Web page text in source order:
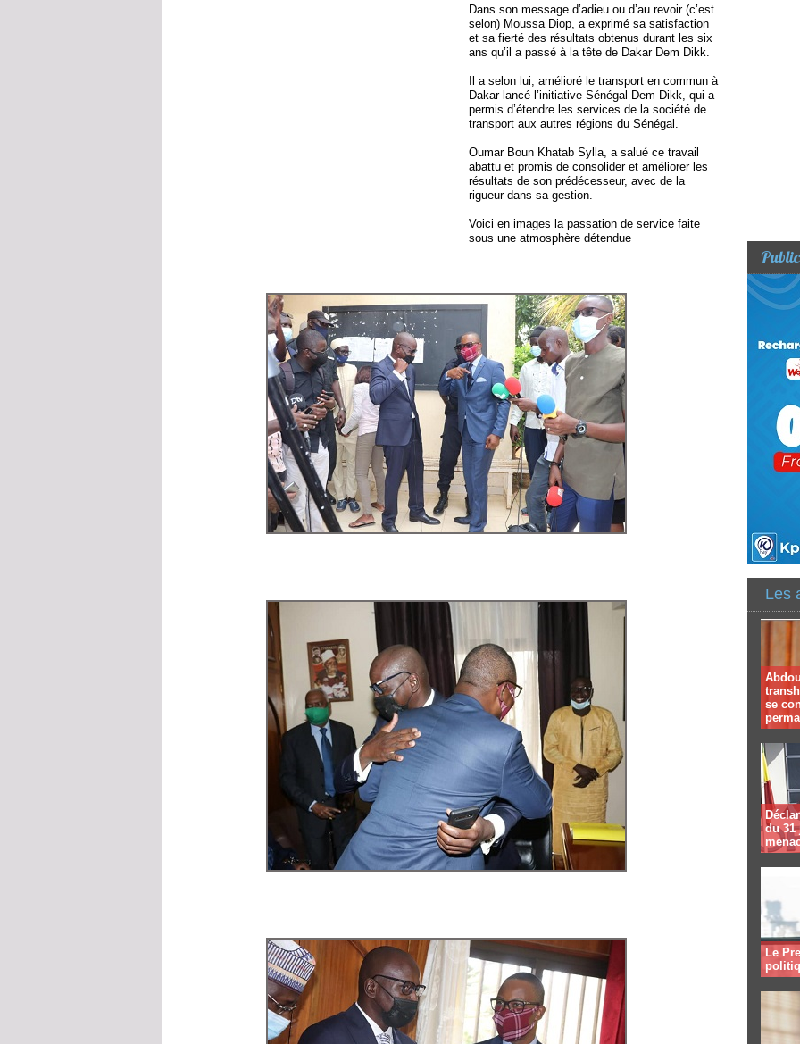
Dans son message d’adieu ou d’au revoir (c’est
selon) Moussa Diop, a exprimé sa satisfaction
et sa fierté des résultats obtenus durant les six
ans qu’il a passé à la tête de Dakar Dem Dikk.
Il a selon lui, amélioré le transport en commun à
Dakar lancé l’initiative Sénégal Dem Dikk, qui a
permis d’étendre les services de la société de
transport aux autres régions du Sénégal.
Oumar Boun Khatab Sylla, a salué ce travail
abattu et promis de consolider et améliorer les
résultats de son prédécesseur, avec de la
rigueur dans sa gestion.
Voici en images la passation de service faite
sous une atmosphère détendue
Les
se
du 31
Le